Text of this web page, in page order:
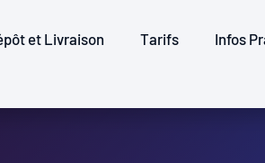
et Livraison Tarifs Infos